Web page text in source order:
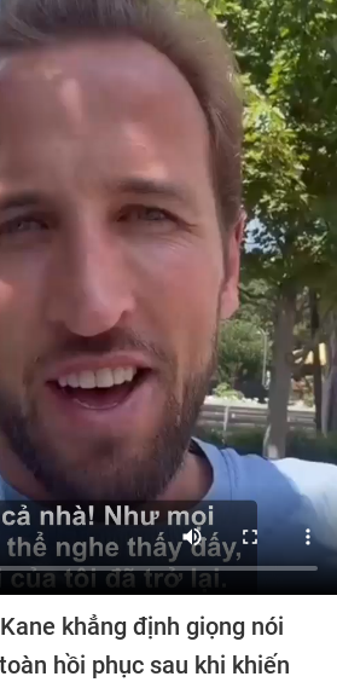
khẳng định giọng nói
hồi phục sau khi khiến